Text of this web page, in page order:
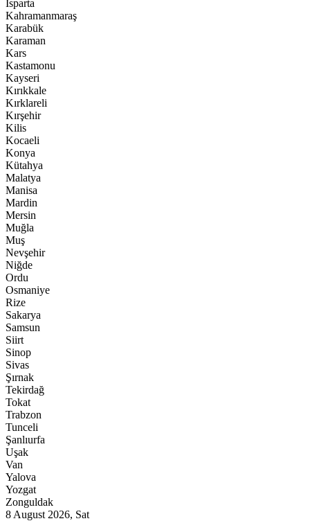
Isparta
Kahramanmaraş
Karabük
Karaman
Kars
Kastamonu
Kayseri
Kırıkkale
Kırklareli
Kırşehir
Kilis
Kocaeli
Konya
Kütahya
Malatya
Manisa
Mardin
Mersin
Muğla
Muş
Nevşehir
Niğde
Ordu
Osmaniye
Rize
Sakarya
Samsun
Siirt
Sinop
Sivas
Şırnak
Tekirdağ
Tokat
Trabzon
Tunceli
Şanlıurfa
Uşak
Van
Yalova
Yozgat
Zonguldak
8 August 2026, Sat